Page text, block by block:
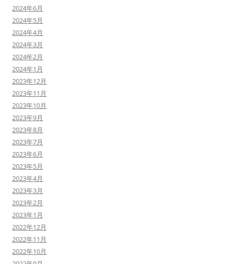
2024年6月
2024年5月
2024年4月
2024年3月
2024年2月
2024年1月
2023年12月
2023年11月
2023年10月
2023年9月
2023年8月
2023年7月
2023年6月
2023年5月
2023年4月
2023年3月
2023年2月
2023年1月
2022年12月
2022年11月
2022年10月